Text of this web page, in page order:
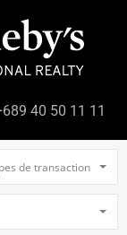
40 50 11 11
de transaction